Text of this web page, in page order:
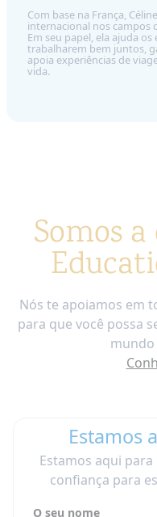
Com base na França,
internacional nos campos
Em seu papel, ela ajuda
trabalharem bem juntos,
apoia experiências de
vida.
Somos
Nós te apoiamos em
para que você possa
mundo
Estamos
Estamos aqui
confiança para
O seu nome